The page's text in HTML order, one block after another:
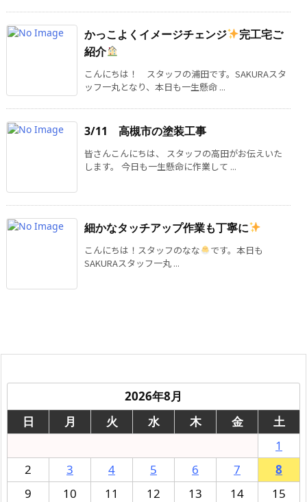
かっこよくイメージチェンジ
完工宅ご
紹介
こんにちは！ スタッフの浦田です。SAKURAスタ
ッフ一丸となり、本日も一生懸命 ...
3/11 高槻市の塗装工事
皆さんこんにちは、 スタッフの高田がお伝えいた
します。 今日も一生懸命に作業して ...
細かなタッチアップ作業も丁寧に
こんにちは！スタッフのなな
です。本日も
SAKURAスタッフ一丸 ...
2026年8月
日
月 火 水 木 金
土
1
2
3 4 5 6 7
8
9
10 11 12 13 14
15